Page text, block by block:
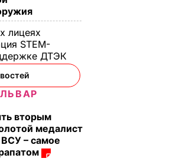
лицеях
STEM-
ДТЭК​
вторым
медалист
– самое